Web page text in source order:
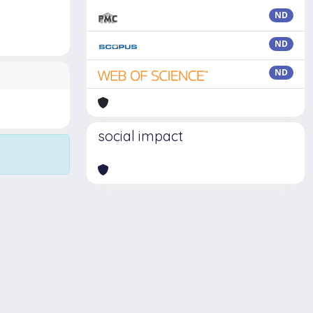
ND
ND
ND
social impact